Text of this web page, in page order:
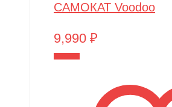
САМОКАТ Voodoo
9,990 ₽